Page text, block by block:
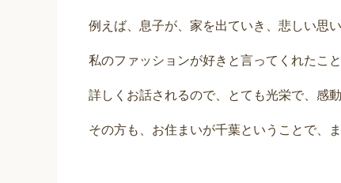
例えば、息子が、家を出ていき、悲しい思
私のファッションが好きと言ってくれたこ
詳しくお話されるので、とても光栄で、感
その方も、お住まいが千葉ということで、